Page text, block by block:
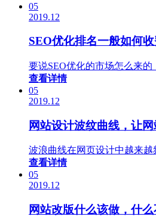
05
2019.12
SEO优化排名一般如何
要说SEO优化的市场怎么来的
查看详情
05
2019.12
网站设计波纹曲线，让
波浪曲线在网页设计中越来越
查看详情
05
2019.12
网站改版什么该做，什么